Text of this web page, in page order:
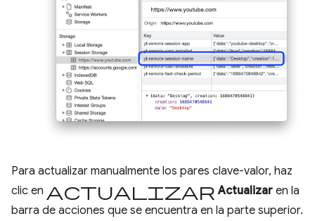
Para actualizar manualmente los pares clave-valor, haz
clic en Actualizar Actualizar en la
barra de acciones que se encuentra en la parte superior.